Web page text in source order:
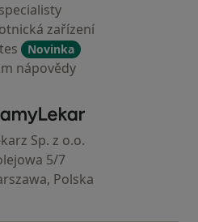
zařízení
Novinka
nápovědy
ZnamyLekar - Hlavní stránka
Sp. z o.o.
5/7
Polska